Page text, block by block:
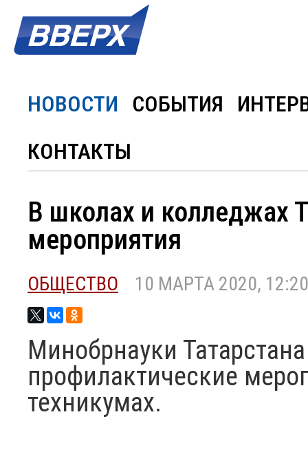
НОВОСТИ СОБЫТИЯ
КОНТАКТЫ
В школах и колледжах
мероприятия
ОБЩЕСТВО 10 МАРТА 2020, 12:20
Минобрнауки
профилактические
техникумах.